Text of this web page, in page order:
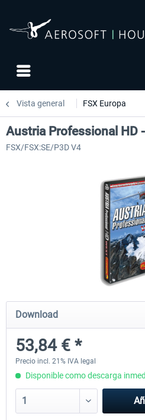
Vista general FSX Europa
Mega Airport Frankfurt V2.0
30,45 € *
Austria Professional HD
FSX/FSX:SE/P3D V4
Download
53,84 € *
Precio incl. 21% IVA legal
Disponible como descarga